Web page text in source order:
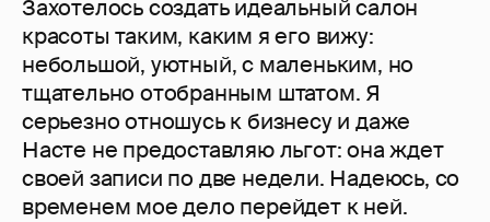
Захотелось создать идеальный салон
красоты таким, каким я его вижу:
небольшой, уютный, с маленьким, но
тщательно отобранным штатом. Я
серьезно отношусь к бизнесу и даже
Насте не предоставляю льгот: она ждет
своей записи по две недели. Надеюсь, со
временем мое дело перейдет к ней.